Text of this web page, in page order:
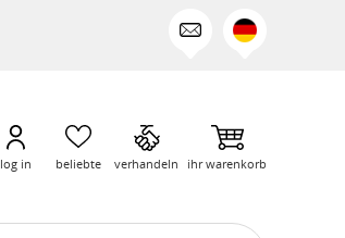
log in beliebte verhandeln ihr warenkorb